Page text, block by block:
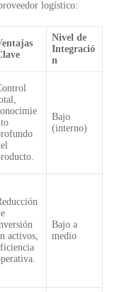
logístico:
Nivel de
Integració
n
Bajo
(interno)
activos,
Bajo a
medio